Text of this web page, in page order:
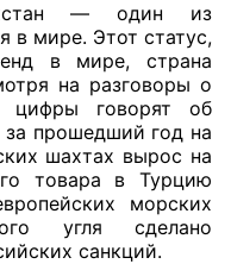
— один из
в мире. Этот статус,
в мире, страна
на разговоры о
цифры говорят об
прошедший год на
шахтах вырос на
товара в Турцию
морских
угля сделано
санкций.